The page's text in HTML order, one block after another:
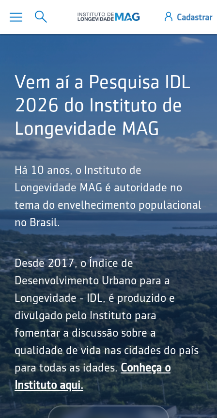
Vem aí a Pesquisa IDL
2026 do Instituto de
Longevidade MAG
Há 10 anos, o Instituto de
Longevidade MAG é autoridade no
tema do envelhecimento populacional
no Brasil.
Desde 2017, o Índice de
Desenvolvimento Urbano para a
Longevidade - IDL, é produzido e
divulgado pelo Instituto para
fomentar a discussão sobre a
qualidade de vida nas cidades do país
para todas as idades.Conheça o
Instituto aqui.